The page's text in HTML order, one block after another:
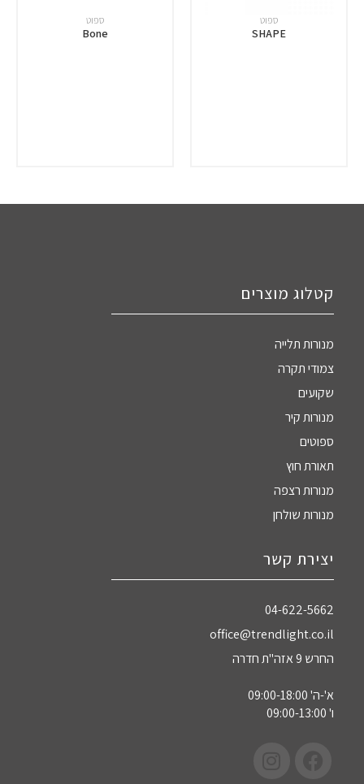
ספוט
SHAPE
ספוט
Bone
קטלוג מוצרים
מנורות תלייה
צמודי תקרה
שקועים
מנורות קיר
ספוטים
תאורת חוץ
מנורות רצפה
מנורות שולחן
יצירת קשר
04-622-5662‏
office@trendlight.co.il
החרש 9 אזה"ת חדרה
א'-ה' 09:00-18:00
ו' 09:00-13:00